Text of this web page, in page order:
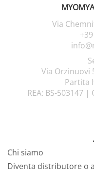
Via
Via Orzinuovi
Partita
REA: BS-503147 |
Chi siamo
Diventa distributore o